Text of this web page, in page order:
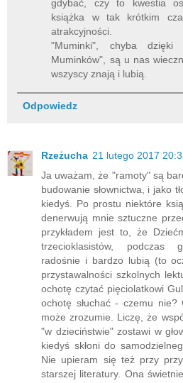
gdybać, czy to kwestia
książka w tak krótkim
atrakcyjności.
"Muminki", chyba dzięki
Muminków", są u nas
wszyscy znają i lubią.
Odpowiedz
Rzeżucha 21 lutego 2017
Ja uważam, że "ramoty" są
budowanie słownictwa, i jako
kiedyś. Po prostu niektóre
denerwują mnie sztuczne
przykładem jest to, że
trzecioklasistów, podczas
radośnie i bardzo lubią (to
przystawalności szkolnych
ochotę czytać pięciolatkowi
ochotę słuchać - czemu
może zrozumie. Liczę, że
"w dzieciństwie" zostawi w
kiedyś skłoni do
Nie upieram się też przy
starszej literatury. Ona